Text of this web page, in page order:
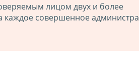
лицом двух и более
каждое совершенное